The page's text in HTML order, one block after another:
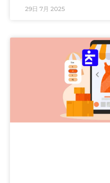
29日 7月 2025